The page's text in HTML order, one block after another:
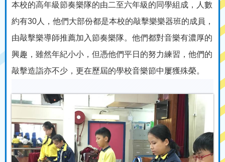
本校的高年級節奏樂隊的由二至六年級的同學組成，人數
約有30人，他們大部份都是本校的敲擊樂樂器班的成員，
由敲擊樂導師推薦加入節奏樂隊。他們都對音樂有濃厚的
興趣，雖然年紀小小，但憑他們平日的努力練習，他們的
敲擊造詣亦不少，更在歷屆的學校音樂節中屢獲殊榮。